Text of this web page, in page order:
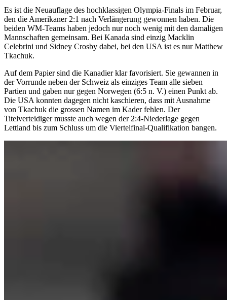
Es ist die Neuauflage des hochklassigen Olympia-Finals im Februar,
den die Amerikaner 2:1 nach Verlängerung gewonnen haben. Die
beiden WM-Teams haben jedoch nur noch wenig mit den damaligen
Mannschaften gemeinsam. Bei Kanada sind einzig Macklin
Celebrini und Sidney Crosby dabei, bei den USA ist es nur Matthew
Tkachuk.
Auf dem Papier sind die Kanadier klar favorisiert. Sie gewannen in
der Vorrunde neben der Schweiz als einziges Team alle sieben
Partien und gaben nur gegen Norwegen (6:5 n. V.) einen Punkt ab.
Die USA konnten dagegen nicht kaschieren, dass mit Ausnahme
von Tkachuk die grossen Namen im Kader fehlen. Der
Titelverteidiger musste auch wegen der 2:4-Niederlage gegen
Lettland bis zum Schluss um die Viertelfinal-Qualifikation bangen.